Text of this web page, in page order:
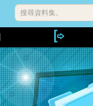
搜尋資料集。